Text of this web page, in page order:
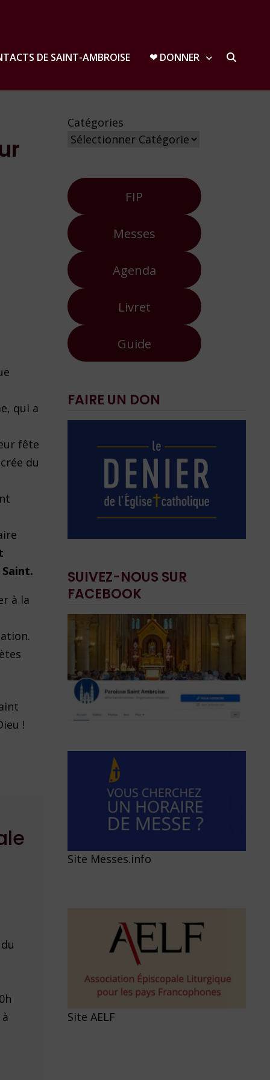
DE SAINT-AMBROISE ❤︎ DONNER
qui a
fête
du
à la
!
Catégories
FIP
Messes
Agenda
Livret
Guide
FAIRE UN DON
SUIVEZ-NOUS SUR
FACEBOOK
Site Messes.info
Site AELF